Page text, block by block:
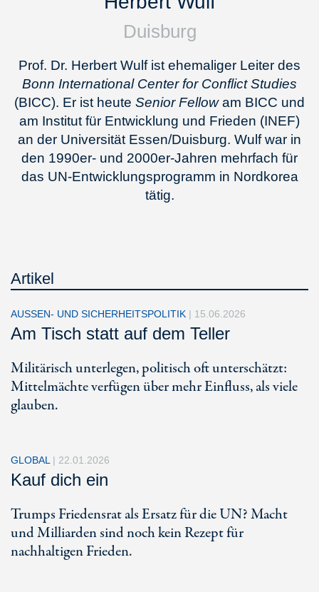
Duisburg
Prof. Dr. Herbert Wulf ist ehemaliger Leiter des
Bonn International Center for Conflict Studies
(BICC). Er ist heute Senior Fellowam BICC und
am Institut für Entwicklung und Frieden (INEF)
an der Universität Essen/Duisburg. Wulf war in
den 1990er- und 2000er-Jahren mehrfach für
das UN-Entwicklungsprogramm in Nordkorea
tätig.
Artikel
AUSSEN- UND SICHERHEITSPOLITIK | 15.06.2026
Am Tisch statt auf dem Teller
Militärisch unterlegen, politisch oft unterschätzt:
Mittelmächte verfügen über mehr Einfluss, als viele
glauben.
GLOBAL | 22.01.2026
Kauf dich ein
Trumps Friedensrat als Ersatz für die UN? Macht
und Milliarden sind noch kein Rezept für
nachhaltigen Frieden.